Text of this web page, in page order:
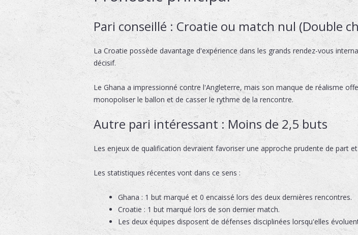
Pari conseillé : Croatie ou match nul (Double
La Croatie possède davantage d'expérience dans les grands rendez-vous
décisif.
Le Ghana a impressionné contre l'Angleterre, mais son manque de réalisme
monopoliser le ballon et de casser le rythme de la rencontre.
Autre pari intéressant : Moins de 2,5 buts
Les enjeux de qualification devraient favoriser une approche prudente de part
Les statistiques récentes vont dans ce sens :
Ghana : 1 but marqué et 0 encaissé lors des deux dernières rencontres.
Croatie : 1 but marqué lors de son dernier match.
Les deux équipes disposent de défenses disciplinées lorsqu'elles